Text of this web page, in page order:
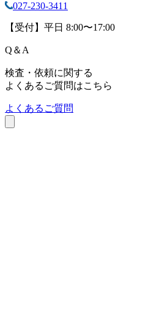
027-230-3411
【受付】平日 8:00〜17:00
Q ＆ A
検査・依頼に関する
よくあるご質問はこちら
よくあるご質問